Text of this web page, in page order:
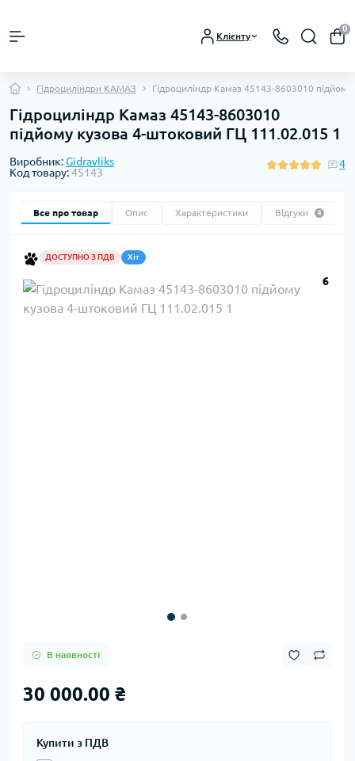
Клієнту
0
Гідроциліндри КАМАЗ Гідроциліндр Камаз 45143-8603010
Гідроциліндр Камаз 45143-8603010
підйому кузова 4-штоковий ГЦ 111.02.015 1
Виробник:Gidravliks
Код товару:45143
4
Все про товар Опис Характеристики Відгуки 4
ДОСТУПНО З ПДВ Хіт
6
В наявності
30 000.00 ₴
Купити з ПДВ